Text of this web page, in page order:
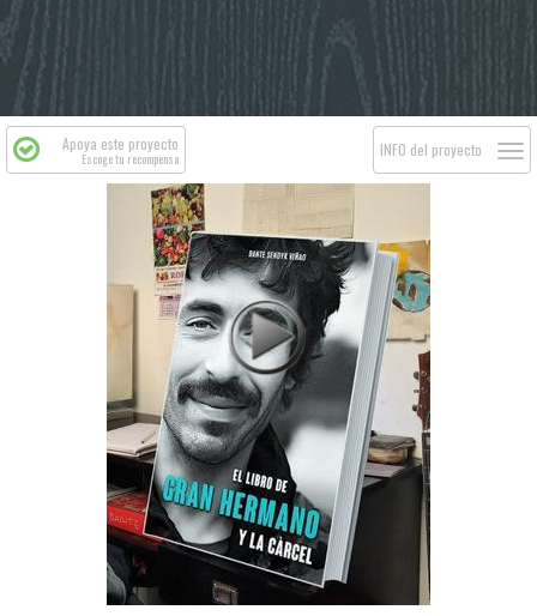
Apoya este proyecto
Escoge tu recompensa INFO del proyecto